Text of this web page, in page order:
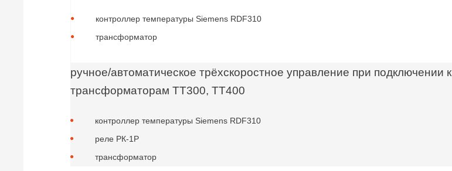
контроллер температуры Siemens RDF310
трансформатор
ручное/автоматическое трёхскоростное управление при подключении к
трансформаторам ТТ300, ТТ400
контроллер температуры Siemens RDF310
реле РК-1Р
трансформатор